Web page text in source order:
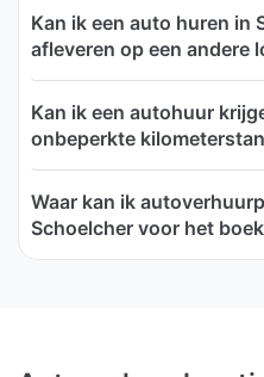
Kan ik een auto huren in
afleveren op een andere
Kan ik een autohuur
onbeperkte
Waar kan ik
Schoelcher voor het